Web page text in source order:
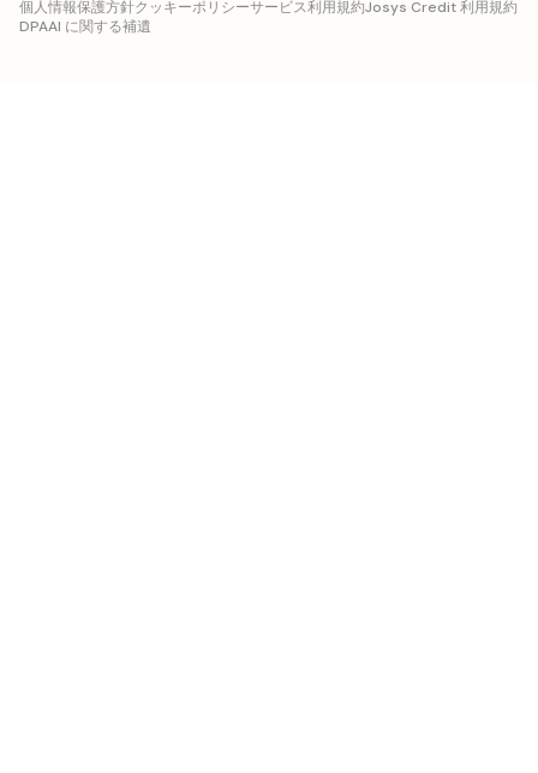
個人情報保護方針クッキーポリシーサービス利用規約Josys Credit 利用規約
DPAAI に関する補遺